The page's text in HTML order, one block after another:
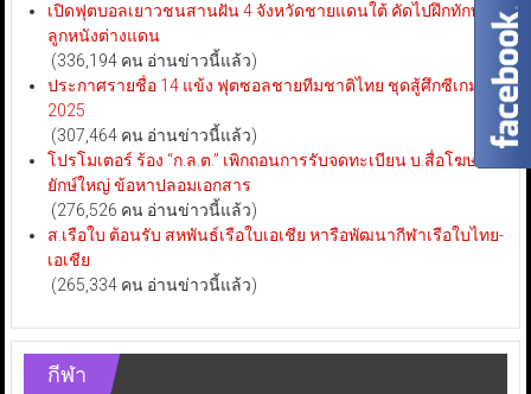
เปิดฟุตบอลเยาวชนสานฝัน 4 จังหวัดชายแดนใต้ คัดไปฝึกทักษะ
ลูกหนังต่างแดน
(336,194 คน อ่านข่าวนี้แล้ว)
ประกาศรายชื่อ 14 แข้ง ฟุตซอลชายทีมชาติไทย ชุดสู้ศึกซีเกมส์
2025
(307,464 คน อ่านข่าวนี้แล้ว)
โปรโมเตอร์ ร้อง “ก.ล.ต.” เพิกถอนการรับจดทะเบียน บ.สื่อโฆษณา
ยักษ์ใหญ่ ข้อหาปลอมเอกสาร
(276,526 คน อ่านข่าวนี้แล้ว)
ส.เรือใบ ต้อนรับ สหพันธ์เรือใบเอเชีย หารือพัฒนากีฬาเรือใบไทย-
เอเชีย
(265,334 คน อ่านข่าวนี้แล้ว)
กีฬา